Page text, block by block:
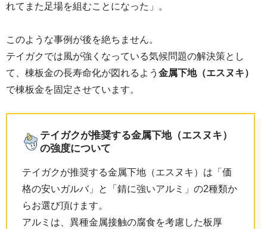
れてまた足場を組むことになった」。
このような事例が後を絶ちません。
テイガクでは風が強くなっている気候問題の解決策とし
て、棟板金の長寿命化が図れるよう 金属下地（エスヌキ）
で棟板金を固定させています。
テイガクが推奨する金属下地（エスヌキ）
の強度について
テイガクが推奨する金属下地（エスヌキ）は「価
格の安いガルバ」と「錆に強いアルミ」の2種類か
らお選び頂けます。
アルミは、異種金属接触の腐食を考慮した板厚